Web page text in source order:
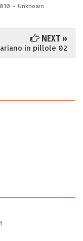
- Unknown
NEXT »
in pillole 02